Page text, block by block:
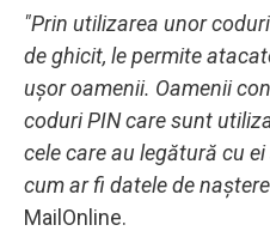
"Prin utilizarea unor
de ghicit, le permite
ușor oamenii. Oamenii
coduri PIN care sunt
cele care au legătură cu
cum ar fi datele de
MailOnline.